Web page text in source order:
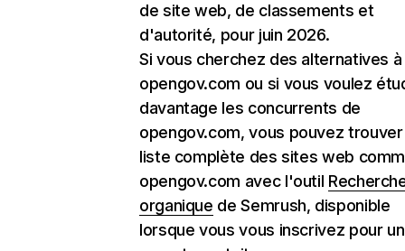
de site web, de classements et
d'autorité, pour juin 2026.
Si vous cherchez des alternatives à
opengov.com ou si vous voulez
davantage les concurrents de
opengov.com, vous pouvez trouver
liste complète des sites web
opengov.com avec l'outil
organique de Semrush, disponible
lorsque vous vous inscrivez pour un